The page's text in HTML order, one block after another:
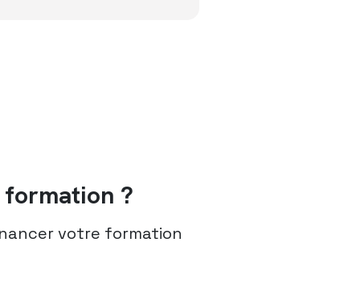
?
votre formation